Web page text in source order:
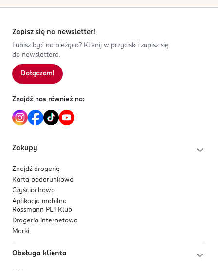
Zapisz się na newsletter!
Lubisz być na bieżąco? Kliknij w przycisk i zapisz się
do newslettera.
Dołączam!
Znajdź nas również na:
Zakupy
Znajdź drogerię
Karta podarunkowa
Czyściochowo
Aplikacja mobilna
Rossmann PL i Klub
Drogeria internetowa
Marki
Obsługa klienta